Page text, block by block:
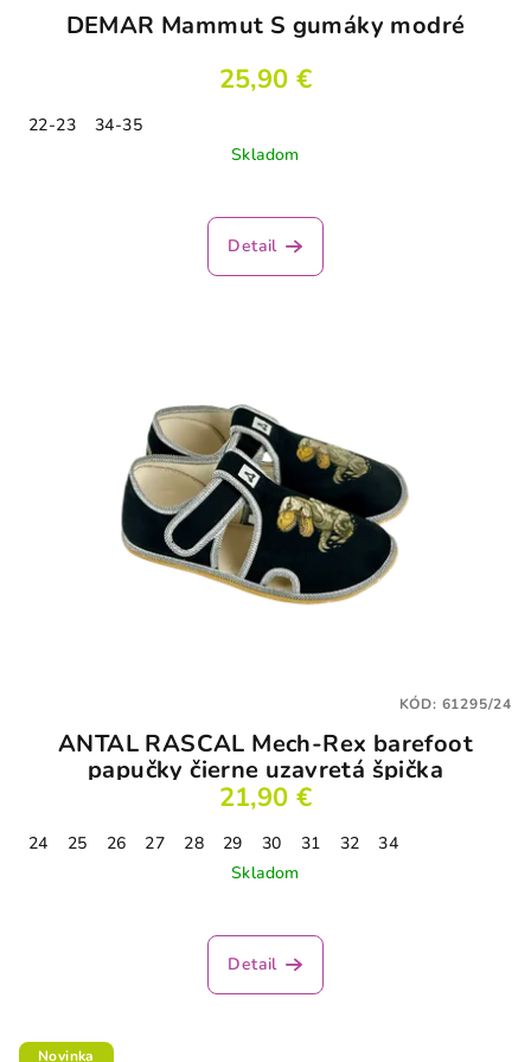
DEMAR Mammut S gumáky modré
25,90 €
22-23
34-35
Skladom
Detail
ANTAL RASCAL Mech-Rex barefoot
papučky čierne uzavretá špička
21,90 €
24 25 26 27 28 29 30 31 32
34
Skladom
Detail
KÓD: 61295/24
Novinka